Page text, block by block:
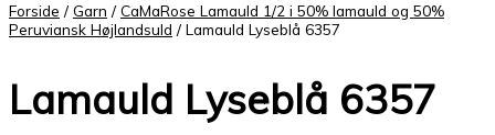
Forside / Garn / CaMaRose Lamauld 1/2 i 50% lamauld og 50%
Peruviansk Højlandsuld / Lamauld Lyseblå 6357
Lamauld Lyseblå 6357